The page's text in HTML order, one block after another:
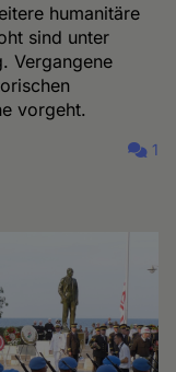
humanitäre
sind unter
Vergangene
vorgeht.
1